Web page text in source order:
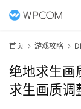
首页 游戏攻略
绝地求生画
求生画质调